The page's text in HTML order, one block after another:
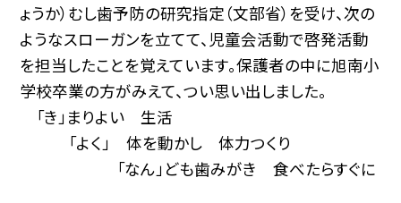
ょうか）むし歯予防の研究指定（文部省）を受け、次の
ようなスローガンを立てて、児童会活動で啓発活動
を担当したことを覚えています。保護者の中に旭南小
学校卒業の方がみえて、つい思い出しました。
「き」まりよい 生活
「よく」 体を動かし 体力つくり
「なん」ども歯みがき 食べたらすぐに